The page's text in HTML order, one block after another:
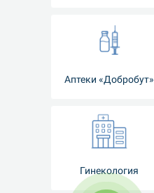
Аптеки «Добробут»
Гинекология